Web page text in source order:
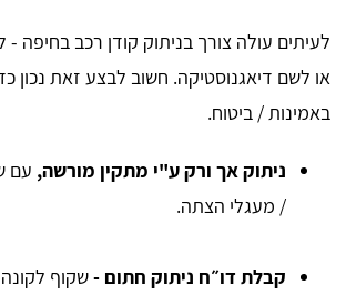
לעיתים עולה צורך בניתוק קודן רכב בחיפה
או לשם דיאגנוסטיקה. חשוב לבצע זאת נכון
באמינות / ביטוח.
ניתוק אך ורק ע"י מתקין מורשה, עם
/ מעגלי הצתה.
קבלת דו״ח ניתוק חתום -שקוף